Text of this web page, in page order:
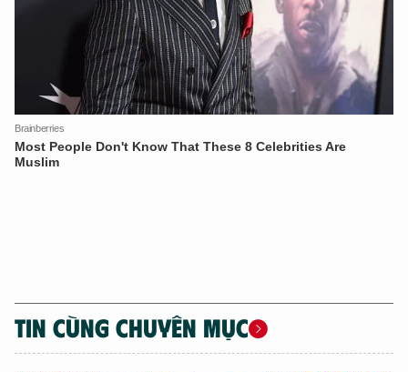
TIN CÙNG CHUYÊN MỤC
Hãy hỏi tôi bất kỳ điều gì bạn cần biết về
An Ninh Thủ Đô nhé. Tôi sẵn sàng hỗ trợ!